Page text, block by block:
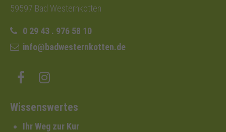
59597 Bad Westernkotten
0 29 43 . 976 58 10
info@badwesternkotten.de
Wissenswertes
Ihr Weg zur Kur